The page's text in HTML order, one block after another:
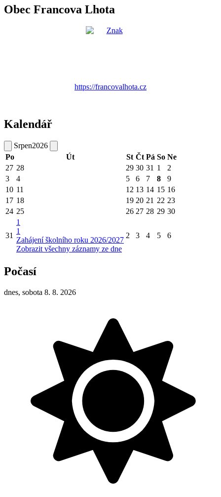
Obec Francova Lhota
https://francovalhota.cz
Kalendář
Srpen2026
Po
Út St Čt Pá So Ne
27 28 29 30 31 1
2
3
4 5 6 7 8
9
10 11 12 13 14 15 16
17 18 19 20 21 22 23
24 25 26 27 28 29 30
31
1
1
Zahájení školního roku 2026/2027
Zobrazit všechny záznamy ze dne
2 3 4 5 6
Počasí
dnes, sobota 8. 8. 2026